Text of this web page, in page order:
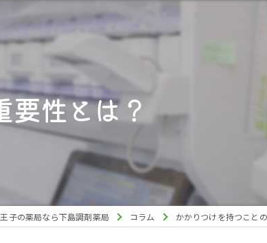
処方箋
栄養相談
かかりつけ
介護
オンライン
要性とは？
子の薬局なら下島調剤薬局 コラム かかりつけを持つこと